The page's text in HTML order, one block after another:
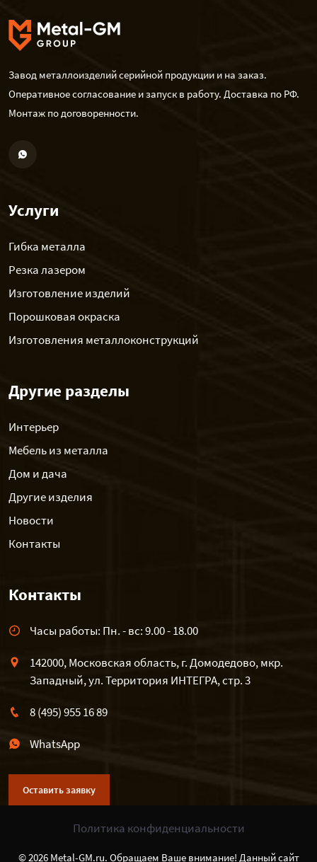
Завод металлоизделий серийной продукции и на заказ.
Оперативное согласование и запуск в работу. Доставка по РФ.
Монтаж по договоренности.
Услуги
Гибка металла
Резка лазером
Изготовление изделий
Порошковая окраска
Изготовления металлоконструкций
Другие разделы
Интерьер
Мебель из металла
Дом и дача
Другие изделия
Новости
Контакты
Контакты
Часы работы: Пн. - вс: 9.00 - 18.00
142000, Московская область, г. Домодедово, мкр.
Западный, ул. Территория ИНТЕГРА, стр. 3
8 (495) 955 16 89
WhatsApp
Оставить заявку
Политика конфиденциальности
© 2026 Metal-GM.ru. Обращаем Ваше внимание! Данный сайт